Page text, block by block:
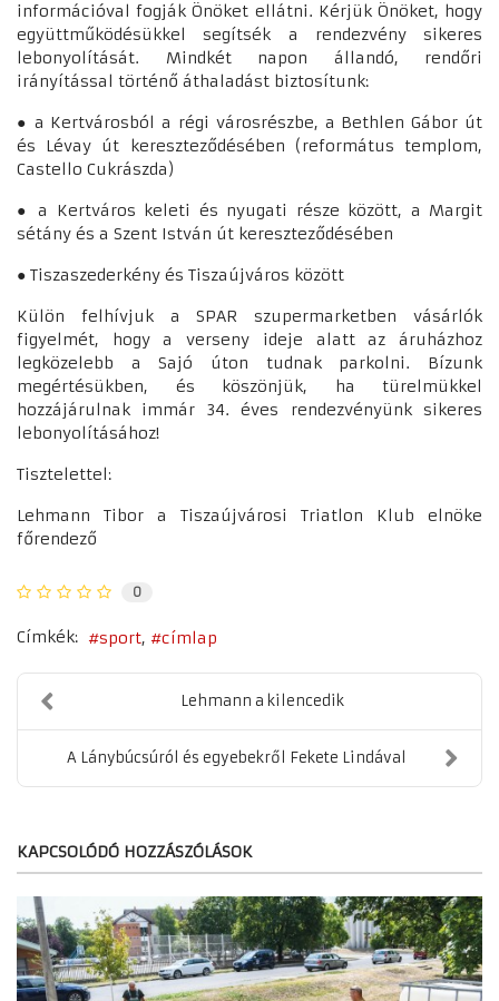
információval fogják Önöket ellátni. Kérjük Önöket, hogy
együttműködésükkel segítsék a rendezvény sikeres
lebonyolítását. Mindkét napon állandó, rendőri
irányítással történő áthaladást biztosítunk:
● a Kertvárosból a régi városrészbe, a Bethlen Gábor út
és Lévay út kereszteződésében (református templom,
Castello Cukrászda)
● a Kertváros keleti és nyugati része között, a Margit
sétány és a Szent István út kereszteződésében
● Tiszaszederkény és Tiszaújváros között
Külön felhívjuk a SPAR szupermarketben vásárlók
figyelmét, hogy a verseny ideje alatt az áruházhoz
legközelebb a Sajó úton tudnak parkolni. Bízunk
megértésükben, és köszönjük, ha türelmükkel
hozzájárulnak immár 34. éves rendezvényünk sikeres
lebonyolításához!
Tisztelettel:
Lehmann Tibor a Tiszaújvárosi Triatlon Klub elnöke
főrendező
0
Címkék: sport címlap
Lehmann a kilencedik
A Lánybúcsúról és egyebekről Fekete Lindával
KAPCSOLÓDÓ HOZZÁSZÓLÁSOK